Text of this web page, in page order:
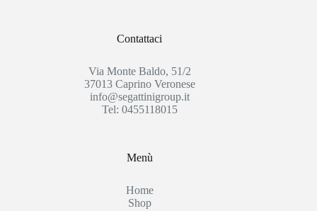
Contattaci
Via Monte Baldo, 51/2
37013 Caprino Veronese
info@segattinigroup.it
Tel: 0455118015
Menù
Home
Shop